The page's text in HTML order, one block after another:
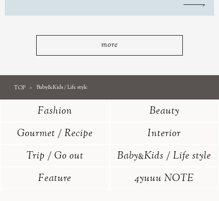
more
TOP Baby&Kids / Life style
Fashion
Beauty
Gourmet / Recipe
Interior
Trip / Go out
Baby&Kids / Life style
Feature
4yuuu NOTE